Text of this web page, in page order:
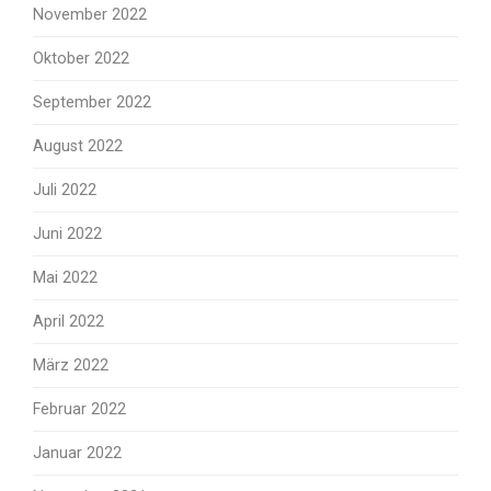
November 2022
Oktober 2022
September 2022
August 2022
Juli 2022
Juni 2022
Mai 2022
April 2022
März 2022
Februar 2022
Januar 2022